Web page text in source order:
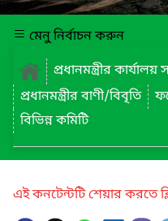
মেনু নির্বাচন করুন
প্রধানমন্ত্রীর কার্যালয়
প্রধানমন্ত্রীর বাণী/বিবৃতি
বিভিন্ন কমিটি
এই কনটেন্টটি শেয়ার করতে